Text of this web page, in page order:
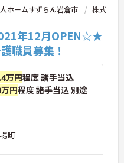
ホームすずらん岩倉市
株式
年12月OPEN☆★
職員募集！
万円程度 諸手当込
円程度 諸手当込 別途
町